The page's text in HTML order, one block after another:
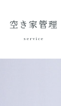
空き家管理
service
ービスとは？
動内容
流れ